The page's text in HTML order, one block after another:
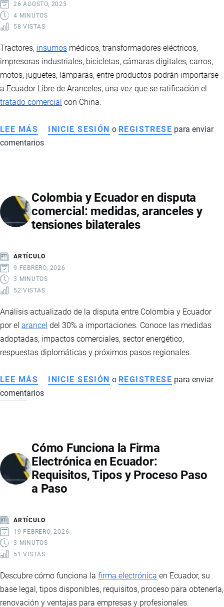
26 AGOSTO, 2025
4 MINUTOS
58 VISTAS
Tractores, insumos médicos, transformadores eléctricos,
impresoras industriales, bicicletas, cámaras digitales, carros,
motos, juguetes, lámparas, entre productos podrán importarse
a Ecuador Libre de Aranceles, una vez que se ratificación el
tratado comercial con China.
LEE MÁS SOBRE
PRODUCTOS
TRATADO
DE
LIBRE
CHINA
INICIE SESIÓN o REGISTRESE para enviar
comentarios
Colombia y Ecuador en disputa
comercial: medidas, aranceles y
tensiones bilaterales
ARTÍCULO
9 FEBRERO, 2026
3 MINUTOS
52 VISTAS
Análisis actualizado de la disputa entre Colombia y Ecuador
por el arancel del 30% a importaciones. Conoce las medidas
adoptadas, impactos comerciales, sector energético,
respuestas diplomáticas y próximos pasos regionales.
LEE MÁS SOBRE
COLOMBIA
DISPUTA
COMERCIAL:
MEDIDAS,
ARANCELES
BILATERALES
INICIE SESIÓN o REGISTRESE para enviar
comentarios
Cómo Funciona la Firma
Electrónica en Ecuador:
Requisitos, Tipos y Proceso Paso
a Paso
ARTÍCULO
19 FEBRERO, 2026
3 MINUTOS
51 VISTAS
Descubre cómo funciona la firma electrónica en Ecuador, su
base legal, tipos disponibles, requisitos, proceso para obtenerla,
renovación y ventajas para empresas y profesionales.